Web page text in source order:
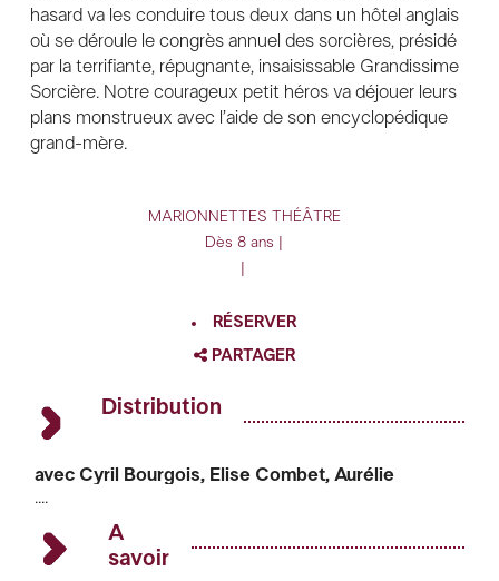
hasard va les conduire tous deux dans un hôtel anglais
où se déroule le congrès annuel des sorcières, présidé
par la terrifiante, répugnante, insaisissable Grandissime
Sorcière. Notre courageux petit héros va déjouer leurs
plans monstrueux avec l’aide de son encyclopédique
grand-mère.
MARIONNETTES THÉÂTRE
Dès 8 ans |
RÉSERVER
PARTAGER
TWITTER
GOOGLE
Distribution
avec Cyril Bourgois, Elise Combet, Aurélie
Hubeau, Laurent Grais (musicien)
adaptation David Wood
adaptation scénique Sylvain Maurice, Laure
....
A
savoir